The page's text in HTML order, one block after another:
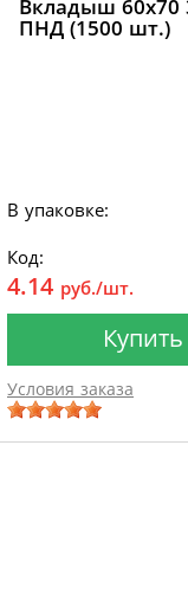
Вкладыш 60х70
ПНД (1500 шт.)
В упаковке:
Код:
4.14 руб./шт.
Купить
Условия заказа